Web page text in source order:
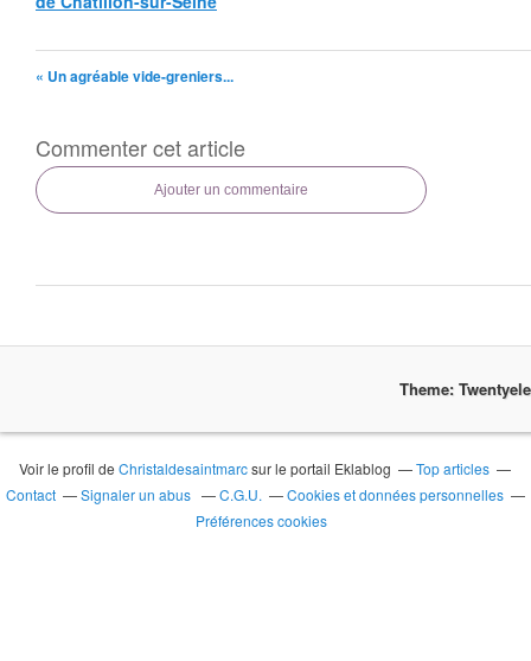
« Un agréable vide-greniers...
Commenter cet article
Ajouter un commentaire
Theme:
Voir le profil deChristaldesaintmarcsur le portail Eklablog
Top articles
Contact
Signaler un abus C.G.U.
Cookies et données personnelles
Préférences cookies